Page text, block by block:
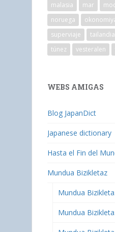
malasia
mar
noruega
superviaje
tailandia
túnez
vesteralen
WEBS AMIGAS
Blog JapanDict
Japanese dictionary
Hasta el Fin del
Mundua Bizikletaz
Mundua
Mundua